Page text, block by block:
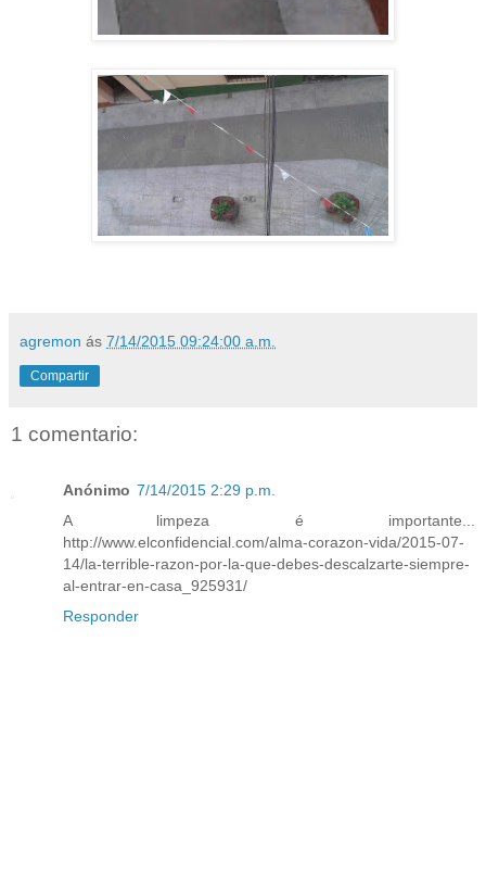
agremon ás 7/14/2015 09:24:00 a.m.
Compartir
1 comentario:
Anónimo 7/14/2015 2:29 p.m.
A limpeza é importante...
http://www.elconfidencial.com/alma-corazon-vida/2015-07-
14/la-terrible-razon-por-la-que-debes-descalzarte-siempre-
al-entrar-en-casa_925931/
Responder